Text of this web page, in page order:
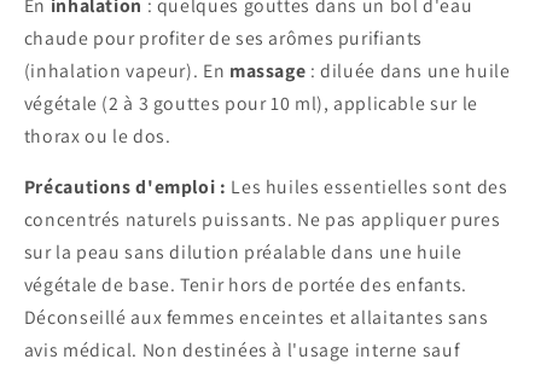
chaude pour profiter de ses arômes purifiants
(inhalation vapeur). En massage : diluée dans une huile
végétale (2 à 3 gouttes pour 10 ml), applicable sur le
thorax ou le dos.
Précautions d'emploi : Les huiles essentielles sont des
concentrés naturels puissants. Ne pas appliquer pures
sur la peau sans dilution préalable dans une huile
végétale de base. Tenir hors de portée des enfants.
Déconseillé aux femmes enceintes et allaitantes sans
avis médical. Non destinées à l'usage interne sauf